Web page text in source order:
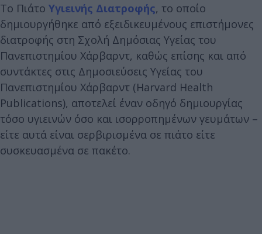
Το Πιάτο Υγιεινής Διατροφής, το οποίο
δημιουργήθηκε από εξειδικευμένους επιστήμονες
διατροφής στη Σχολή Δημόσιας Υγείας του
Πανεπιστημίου Χάρβαρντ, καθώς επίσης και από
συντάκτες στις Δημοσιεύσεις Υγείας του
Πανεπιστημίου Χάρβαρντ (Harvard Health
Publications), αποτελεί έναν οδηγό δημιουργίας
τόσο υγιεινών όσο και ισορροπημένων γευμάτων –
είτε αυτά είναι σερβιρισμένα σε πιάτο είτε
συσκευασμένα σε πακέτο.